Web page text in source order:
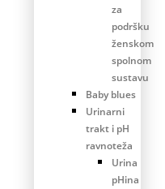
za
podršku
ženskom
spolnom
sustavu
Baby blues
Urinarni
trakt i pH
ravnoteža
Urina
pHina